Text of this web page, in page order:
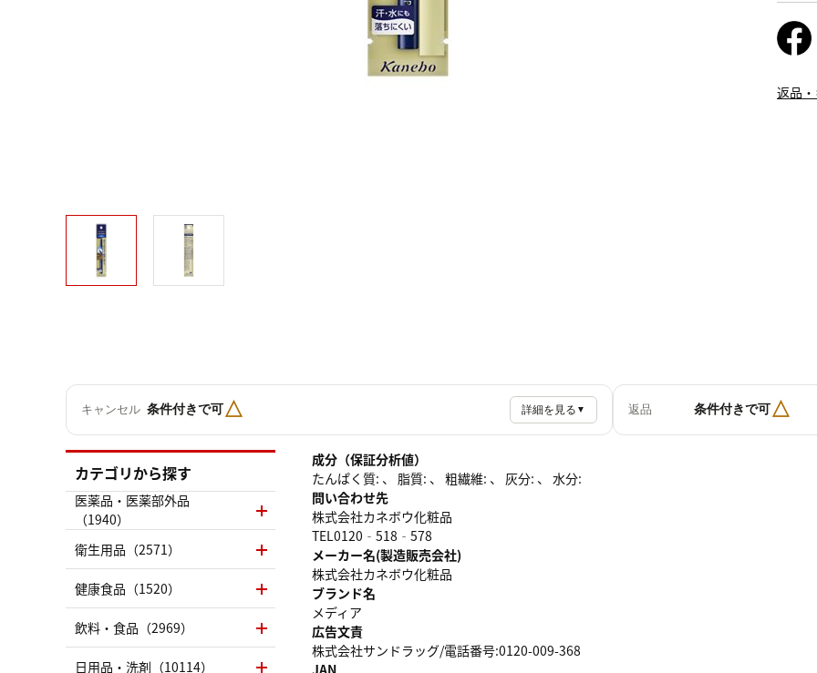
返品
キャンセル 条件付きで可△ 詳細を見る ▼ 返品 条件付きで可△
成分（保証分析値）
たんぱく質: 、 脂質: 、 粗繊維: 、 灰分: 、 水分:
問い合わせ先
株式会社カネボウ化粧品
TEL0120‐518‐578
メーカー名(製造販売会社)
株式会社カネボウ化粧品
ブランド名
メディア
広告文責
株式会社サンドラッグ/電話番号:0120-009-368
JAN
カテゴリから探す
医薬品・医薬部外品
（1940）
衛生用品（2571）
健康食品（1520）
飲料・食品（2969）
日用品・洗剤（10114）